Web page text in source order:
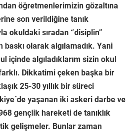
öğretmenlerimizin gözaltına
son verildiğine tanık
okuldaki sıradan “disiplin”
baskı olarak algılamadık. Yani
içinde algıladıklarım sizin okul
farklı. Dikkatimi çeken başka bir
25-30 yıllık bir süreci
yaşanan iki askeri darbe ve
gençlik hareketi de tanıklık
gelişmeler. Bunlar zaman